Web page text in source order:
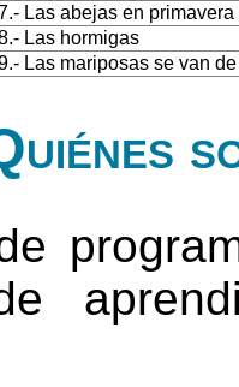
Las abejas en primavera
Las hormigas
Las mariposas se van